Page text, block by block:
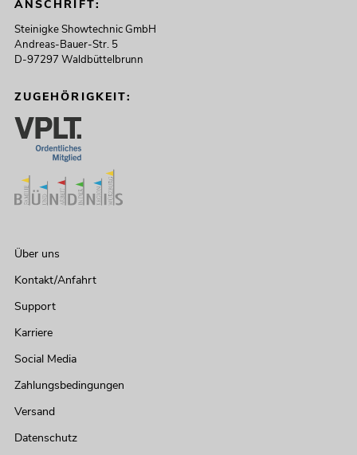
ANSCHRIFT:
Steinigke Showtechnic GmbH
Andreas-Bauer-Str. 5
D-97297 Waldbüttelbrunn
ZUGEHÖRIGKEIT:
Über uns
Kontakt/Anfahrt
Support
Karriere
Social Media
Zahlungsbedingungen
Versand
Datenschutz